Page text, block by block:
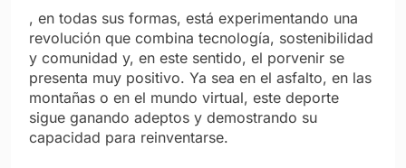
, en todas sus formas, está experimentando una
revolución que combina tecnología, sostenibilidad
y comunidad y, en este sentido, el porvenir se
presenta muy positivo. Ya sea en el asfalto, en las
montañas o en el mundo virtual, este deporte
sigue ganando adeptos y demostrando su
capacidad para reinventarse.